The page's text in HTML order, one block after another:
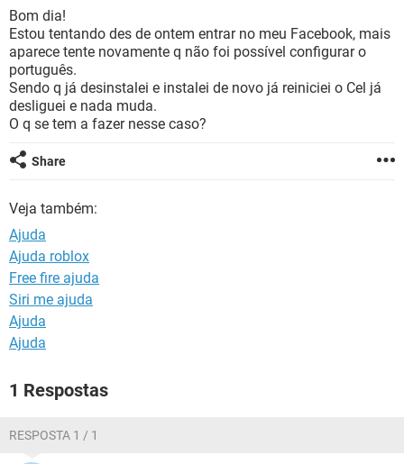
INSTAGRAM
GUIA DE COMPRAS
OUTLOOK
INSTAGRAM GMAIL
GUIA DE COMPRAS
JOGOS
CELULAR FACEBOOK
OUTLOOK
INSTAGRAM
GUIA DE COMPRAS
Bom dia!
Estou tentando des de ontem entrar no meu Facebook, mais
aparece tente novamente q não foi possível configurar o
português.
Sendo q já desinstalei e instalei de novo já reiniciei o Cel já
desliguei e nada muda.
O q se tem a fazer nesse caso?
Share
Veja também:
Ajuda
Ajuda roblox
Free fire ajuda
Siri me ajuda
Ajuda
Ajuda
1 Respostas
RESPOSTA 1 / 1